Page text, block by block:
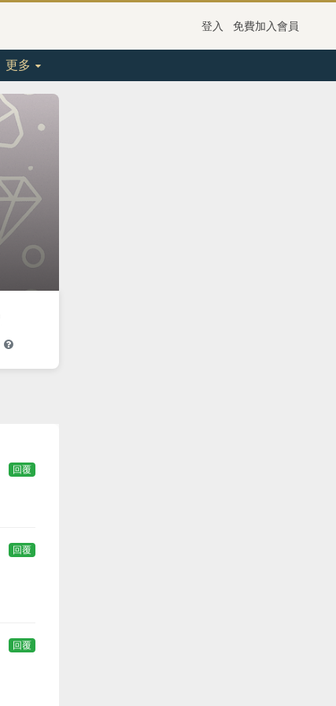
登入 免費加入會員
更多
回覆
回覆
回覆